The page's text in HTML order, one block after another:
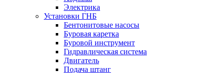
Электрика
Установки ГНБ
Бентонитовые насосы
Буровая каретка
Буровой инструмент
Гидравлическая система
Двигатель
Подача штанг